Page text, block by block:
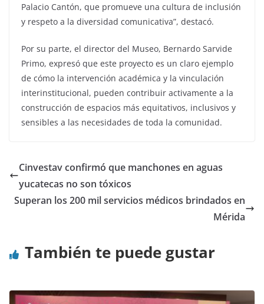
Palacio Cantón, que promueve una cultura de inclusión
y respeto a la diversidad comunicativa”, destacó.
Por su parte, el director del Museo, Bernardo Sarvide
Primo, expresó que este proyecto es un claro ejemplo
de cómo la intervención académica y la vinculación
interinstitucional, pueden contribuir activamente a la
construcción de espacios más equitativos, inclusivos y
sensibles a las necesidades de toda la comunidad.
Cinvestav confirmó que manchones en aguas
yucatecas no son tóxicos
Superan los 200 mil servicios médicos brindados en
Mérida
También te puede gustar